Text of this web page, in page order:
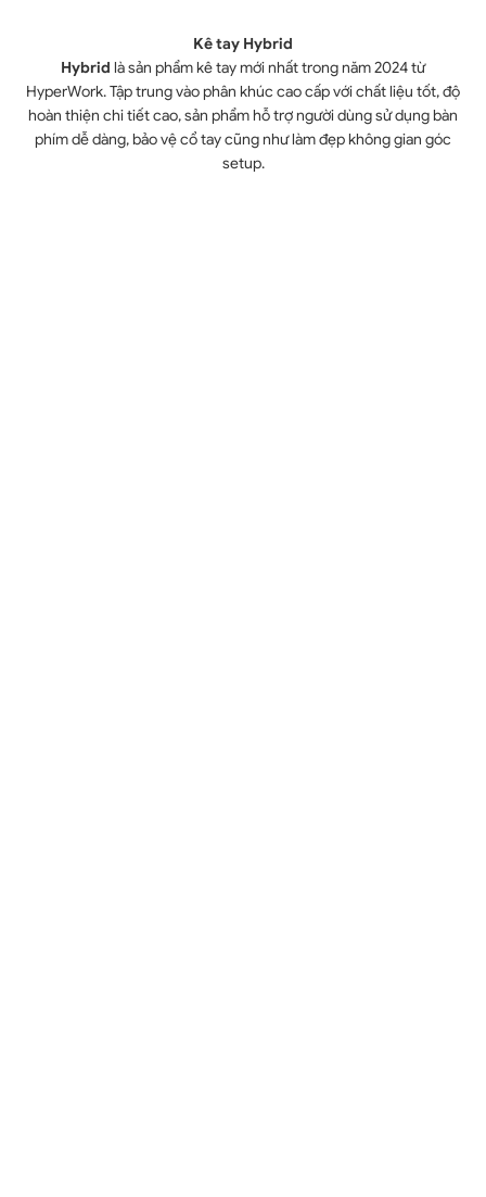
Kê tay Hybrid
Hybrid là sản phẩm kê tay mới nhất trong năm 2024 từ
HyperWork. Tập trung vào phân khúc cao cấp với chất liệu tốt, độ
hoàn thiện chi tiết cao, sản phẩm hỗ trợ người dùng sử dụng bàn
phím dễ dàng, bảo vệ cổ tay cũng như làm đẹp không gian góc
setup.